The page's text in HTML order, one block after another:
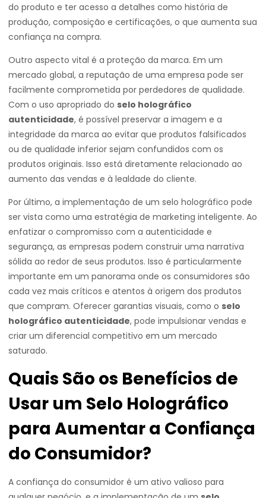
do produto e ter acesso a detalhes como história de
produção, composição e certificações, o que aumenta sua
confiança na compra.
Outro aspecto vital é a proteção da marca. Em um
mercado global, a reputação de uma empresa pode ser
facilmente comprometida por perdedores de qualidade.
Com o uso apropriado do selo holográfico
autenticidade, é possível preservar a imagem e a
integridade da marca ao evitar que produtos falsificados
ou de qualidade inferior sejam confundidos com os
produtos originais. Isso está diretamente relacionado ao
aumento das vendas e à lealdade do cliente.
Por último, a implementação de um selo holográfico pode
ser vista como uma estratégia de marketing inteligente. Ao
enfatizar o compromisso com a autenticidade e
segurança, as empresas podem construir uma narrativa
sólida ao redor de seus produtos. Isso é particularmente
importante em um panorama onde os consumidores são
cada vez mais críticos e atentos à origem dos produtos
que compram. Oferecer garantias visuais, como o selo
holográfico autenticidade, pode impulsionar vendas e
criar um diferencial competitivo em um mercado
saturado.
Quais São os Benefícios de
Usar um Selo Holográfico
para Aumentar a Confiança
do Consumidor?
A confiança do consumidor é um ativo valioso para